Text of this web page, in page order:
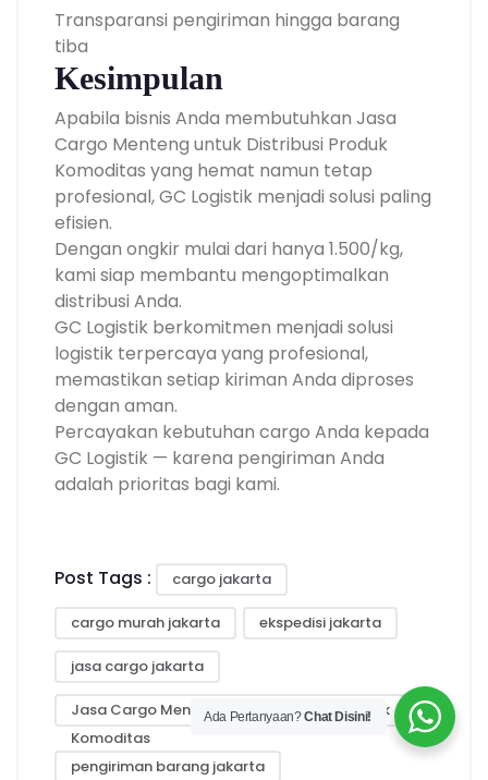
Transparansi pengiriman hingga barang
tiba
Kesimpulan
Apabila bisnis Anda membutuhkan Jasa
Cargo Menteng untuk Distribusi Produk
Komoditas yang hemat namun tetap
profesional, GC Logistik menjadi solusi paling
efisien.
Dengan ongkir mulai dari hanya 1.500/kg,
kami siap membantu mengoptimalkan
distribusi Anda.
GC Logistik berkomitmen menjadi solusi
logistik terpercaya yang profesional,
memastikan setiap kiriman Anda diproses
dengan aman.
Percayakan kebutuhan cargo Anda kepada
GC Logistik — karena pengiriman Anda
adalah prioritas bagi kami.
Post Tags : cargo jakarta
cargo murah jakarta ekspedisi jakarta
jasa cargo jakarta
Jasa Cargo Menteng untuk Distribusi Produk
Komoditas
pengiriman barang jakarta
Ada Pertanyaan?Chat Disini!